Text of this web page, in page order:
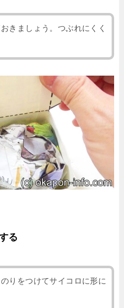
きましょう。つぶれにくく
る
りをつけてサイコロに形に